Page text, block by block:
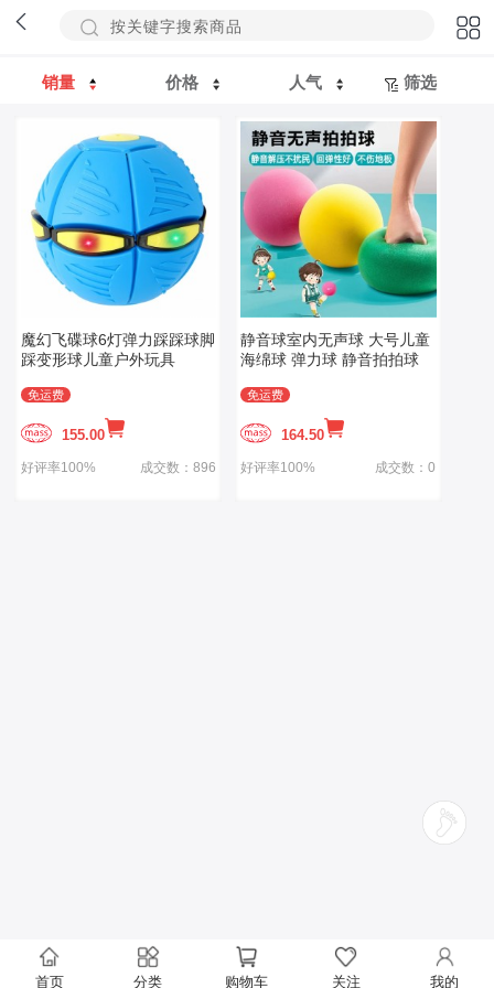
销量 价格 人气 筛选
魔幻飞碟球6灯弹力踩踩球脚
踩变形球儿童户外玩具
免运费
155.00
好评率100% 成交数：896
静音球室内无声球 大号儿童
海绵球 弹力球 静音拍拍球
免运费
164.50
好评率100% 成交数：0
首页 分类 购物车 关注 我的